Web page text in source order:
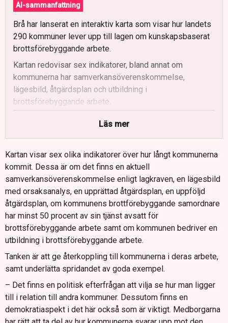
AI-sammanfattning
Brå har lanserat en interaktiv karta som visar hur landets
290 kommuner lever upp till lagen om kunskapsbaserat
brottsförebyggande arbete.
Kartan redovisar sex indikatorer, bland annat om
kommunerna har samverkansöverenskommelse,
lägesbild, åtgärdsplan och utbildning i
brottsförebyggande arbete.
Brå ser generellt framsteg i kommunernas arbete,
Samtidigt finns brister i att åtgärdsförslag ibland inte
tydligt grundas i den lägesbild och orsaksanalys som
kommunerna tagit fram.
En tydlig positiv trend är att allt fler kommuner involverar
näringslivet i kartläggning och åtgärder mot brott, vilket
stärker det gemensamma ansvaret.
Läs mer
Kartan visar sex olika indikatorer över hur långt kommunerna
kommit. Dessa är om det finns en aktuell
samverkansöverenskommelse enligt lagkraven, en lägesbild
med orsaksanalys, en upprättad åtgärdsplan, en uppföljd
åtgärdsplan, om kommunens brottförebyggande samordnare
har minst 50 procent av sin tjänst avsatt för
brottsförebyggande arbete samt om kommunen bedriver en
utbildning i brottsförebyggande arbete.
Tanken är att ge återkoppling till kommunerna i deras arbete,
samt underlätta spridandet av goda exempel.
– Det finns en politisk efterfrågan att vilja se hur man ligger
till i relation till andra kommuner. Dessutom finns en
demokratiaspekt i det här också som är viktigt. Medborgarna